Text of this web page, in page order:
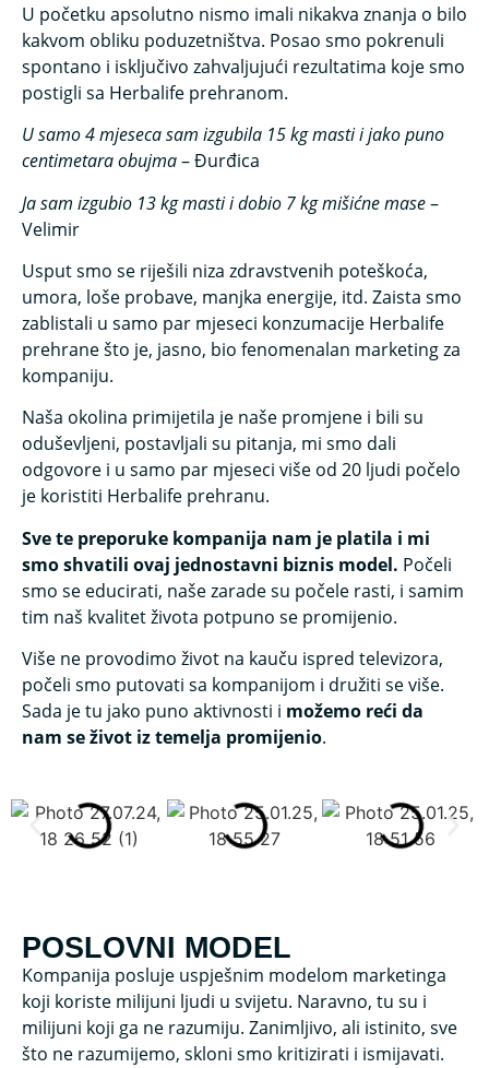
U početku apsolutno nismo imali nikakva znanja o bilo
kakvom obliku poduzetništva. Posao smo pokrenuli
spontano i isključivo zahvaljujući rezultatima koje smo
postigli sa Herbalife prehranom.
U samo 4 mjeseca sam izgubila 15 kg masti i jako puno
centimetara obujma– Đurđica
Ja sam izgubio 13 kg masti i dobio 7 kg mišićne mase–
Velimir
Usput smo se riješili niza zdravstvenih poteškoća,
umora, loše probave, manjka energije, itd. Zaista smo
zablistali u samo par mjeseci konzumacije Herbalife
prehrane što je, jasno, bio fenomenalan marketing za
kompaniju.
Naša okolina primijetila je naše promjene i bili su
oduševljeni, postavljali su pitanja, mi smo dali
odgovore i u samo par mjeseci više od 20 ljudi počelo
je koristiti Herbalife prehranu.
Sve te preporuke kompanija nam je platila i mi
smo shvatili ovaj jednostavni biznis model. Počeli
smo se educirati, naše zarade su počele rasti, i samim
tim naš kvalitet života potpuno se promijenio.
Više ne provodimo život na kauču ispred televizora,
počeli smo putovati sa kompanijom i družiti se više.
Sada je tu jako puno aktivnosti i možemo reći da
nam se život iz temelja promijenio.
POSLOVNI MODEL
Kompanija posluje uspješnim modelom marketinga
koji koriste milijuni ljudi u svijetu. Naravno, tu su i
milijuni koji ga ne razumiju. Zanimljivo, ali istinito, sve
što ne razumijemo, skloni smo kritizirati i ismijavati.